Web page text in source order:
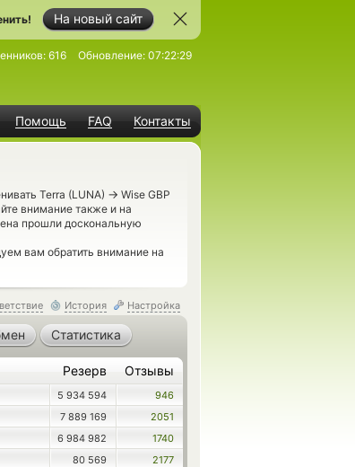
На новый сайт
Помощь FAQ Контакты
616 Обновление: 07:22:29
Terra (LUNA) → Wise GBP
внимание также и на
прошли доскональную
вам обратить внимание на
История Настройка
Статистика
Резерв Отзывы
5 934 594
946
7 889 169
2051
6 984 982
1740
80 569 2177